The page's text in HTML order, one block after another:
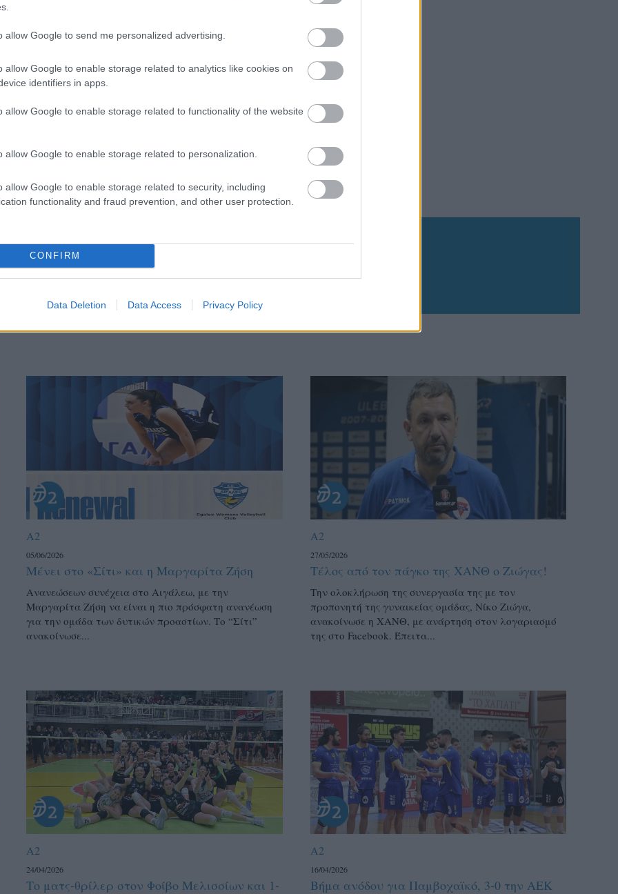
allow Google to send me personalized advertising.
allow Google to enable storage related to analytics like cookies on
identifiers in apps.
allow Google to enable storage related to functionality of the website
allow Google to enable storage related to personalization.
allow Google to enable storage related to security, including
functionality and fraud prevention, and other user protection.
CONFIRM
Data Deletion Data Access Privacy Policy
μας
A2
05/06/2026
Μένει στο «Σίτι» και η Μαργαρίτα Ζήση
Ανανεώσεων συνέχεια στο Αιγάλεω, με την
Μαργαρίτα Ζήση να είναι η πιο πρόσφατη ανανέωση
για την ομάδα των δυτικών προαστίων. Το “Σίτι”
ανακοίνωσε...
A2
27/05/2026
Τέλος από τον πάγκο της ΧΑΝΘ ο Ζιώγας!
Την ολοκλήρωση της συνεργασία της με τον
προπονητή της γυναικείας ομάδας, Νίκο Ζιώγα,
ανακοίνωσε η ΧΑΝΘ, με ανάρτηση στον λογαριασμό
της στο Facebook. Έπειτα...
A2
24/04/2026
Το ματς-θρίλερ στον Φοίβο Μελισσίων και 1-
A2
16/04/2026
Βήμα ανόδου για Παμβοχαϊκό, 3-0 την ΑΕΚ